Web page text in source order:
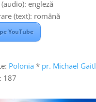
engleză
(text): română
YouTube
Polonia * pr. Michael
187